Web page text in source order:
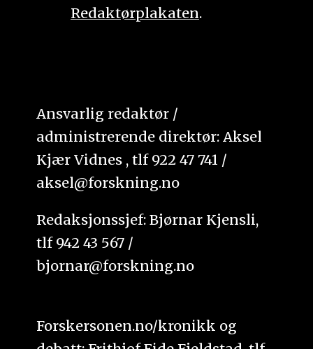
Redaktørplakaten.
Ansvarlig redaktør /
administrerende direktør: Aksel
Kjær Vidnes , tlf 922 47 741 /
aksel@forskning.no
Redaksjonssjef: Bjørnar Kjensli,
tlf 942 43 567 /
bjornar@forskning.no
Forskersonen.no/kronikk og